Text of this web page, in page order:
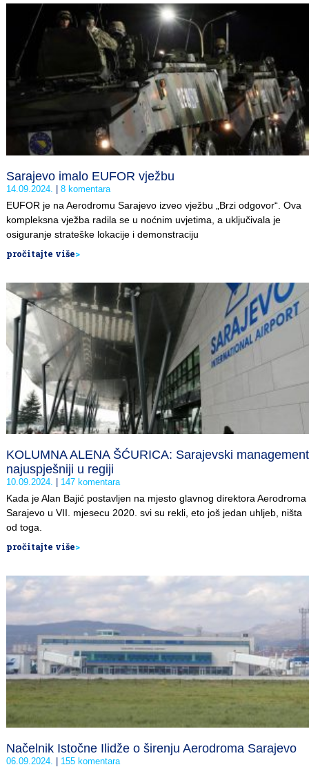
Sarajevo imalo EUFOR vježbu
14.09.2024. 8 komentara
EUFOR je na Aerodromu Sarajevo izveo vježbu „Brzi odgovor“. Ova
kompleksna vježba radila se u noćnim uvjetima, a uključivala je
osiguranje strateške lokacije i demonstraciju
pročitajte više>
KOLUMNA ALENA ŠĆURICA: Sarajevski management
najuspješniji u regiji
10.09.2024. 147 komentara
Kada je Alan Bajić postavljen na mjesto glavnog direktora Aerodroma
Sarajevo u VII. mjesecu 2020. svi su rekli, eto još jedan uhljeb, ništa
od toga.
pročitajte više>
Načelnik Istočne Ilidže o širenju Aerodroma Sarajevo
06.09.2024. 155 komentara